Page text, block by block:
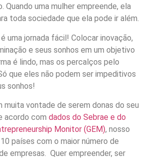
Quando uma mulher empreende, ela
toda sociedade que ela pode ir além.
uma jornada fácil! Colocar inovação,
e seus sonhos em um objetivo
é lindo, mas os percalços pelo
que eles não podem ser impeditivos
sonhos!
muita vontade de serem donas do seu
acordo com dados do Sebrae e do
Monitor (GEM), nosso
países com o maior número de
empresas. Quer empreender, ser